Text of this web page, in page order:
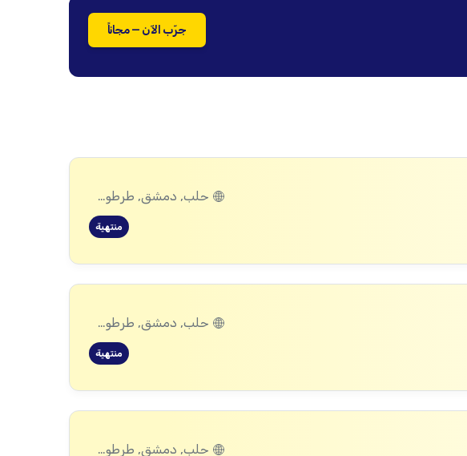
جرّب الآن — مجاناً
حلب, دمشق, طرطوس, ريف دمشق, ديرالزور, درعا, إدلب, القنيطرة, اللاذقية, الرقة, حمص, الحسكة, حماة
منتهية
حلب, دمشق, طرطوس, ريف دمشق, ديرالزور, درعا, إدلب, القنيطرة, اللاذقية, الرقة, حمص, الحسكة, حماة
منتهية
حلب, دمشق, طرطوس, ريف دمشق, ديرالزور, درعا, إدلب, القنيطرة, اللاذقية, الرقة, حمص, الحسكة, حماة